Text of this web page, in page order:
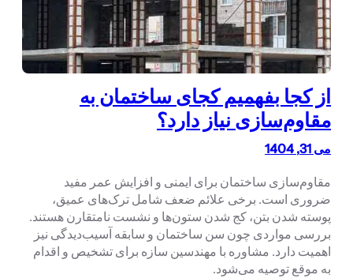
از کجا بفهمیم کجای ساختمان به
مقاوم‌سازی نیاز دارد؟
می 31, 1404
مقاوم‌سازی ساختمان برای ایمنی و افزایش عمر مفید
ضروری است. برخی علائم ضعف شامل ترک‌های عمیق،
پوسته شدن بتن، کج شدن ستون‌ها و نشست نامتقارن هستند.
بررسی مواردی چون سن ساختمان و سابقه آسیب‌دیدگی نیز
اهمیت دارد. مشاوره با مهندسین سازه برای تشخیص و اقدام
به موقع توصیه می‌شود.